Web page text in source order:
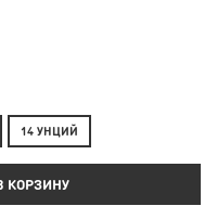
14 УНЦИЙ
КОРЗИНУ